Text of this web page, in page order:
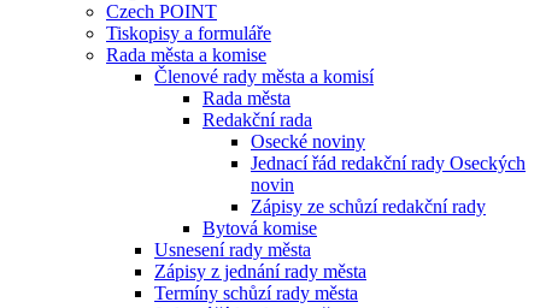
Czech POINT
Tiskopisy a formuláře
Rada města a komise
Členové rady města a komisí
Rada města
Redakční rada
Osecké noviny
Jednací řád redakční rady Oseckých
novin
Zápisy ze schůzí redakční rady
Bytová komise
Usnesení rady města
Zápisy z jednání rady města
Termíny schůzí rady města